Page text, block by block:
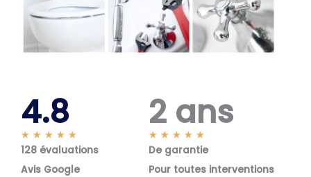
4.8
★ ★ ★ ★ ★
o
128 évaluations
Avis Google
2 ans
★ ★ ★ ★ ★
o
De garantie
Pour toutes interventions